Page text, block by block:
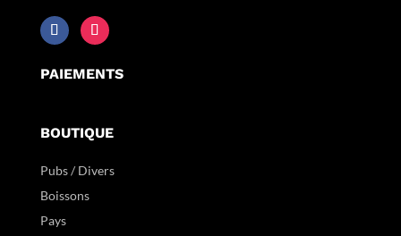
PAIEMENTS
BOUTIQUE
Pubs / Divers
Boissons
Pays